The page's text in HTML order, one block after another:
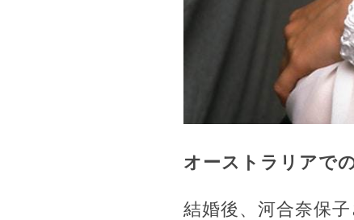
オーストラリアで
結婚後、河合奈保